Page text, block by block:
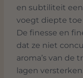
en subtiliteit
voegt diepte toe
De finesse en
dat ze niet
aroma’s van de
lagen